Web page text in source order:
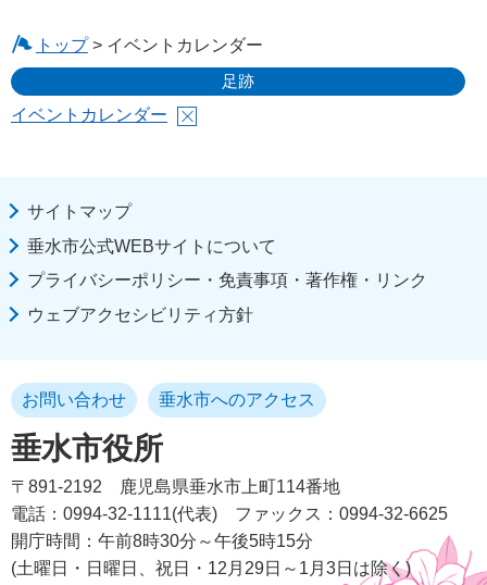
トップ> イベントカレンダー
足跡
イベントカレンダー
サイトマップ
垂水市公式WEBサイトについて
プライバシーポリシー・免責事項・著作権・リンク
ウェブアクセシビリティ方針
垂水市役所
お問い合わせ 垂水市へのアクセス
〒891-2192
鹿児島県垂水市上町114番地
電話：0994-32-1111(代表)
ファックス：0994-32-6625
開庁時間：午前8時30分～午後5時15分
(土曜日・日曜日、祝日・12月29日～1月3日は除く)